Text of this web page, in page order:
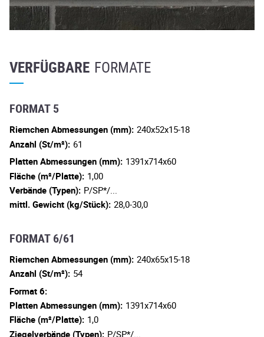
VERFÜGBARE FORMATE
FORMAT 5
Riemchen Abmessungen (mm): 240x52x15-18
Anzahl (St/m²): 61
Platten Abmessungen (mm): 1391x714x60
Fläche (m²/Platte): 1,00
Verbände (Typen): P/SP*/...
mittl. Gewicht (kg/Stück): 28,0-30,0
FORMAT 6/61
Riemchen Abmessungen (mm): 240x65x15-18
Anzahl (St/m²): 54
Format 6:
Platten Abmessungen (mm): 1391x714x60
Fläche (m²/Platte): 1,0
Ziegelverbände (Typen): P/SP*/...